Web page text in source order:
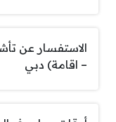
الاستفسار عن
– اقامة) دبي